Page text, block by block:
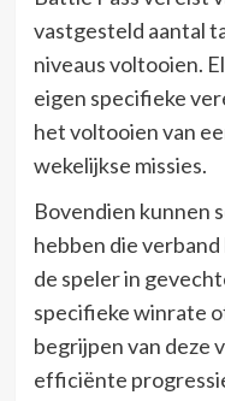
vastgesteld aantal
niveaus voltooien.
eigen specifieke
het voltooien van
wekelijkse missies.
Bovendien kunnen
hebben die
de speler in
specifieke winrate
begrijpen van deze
efficiënte